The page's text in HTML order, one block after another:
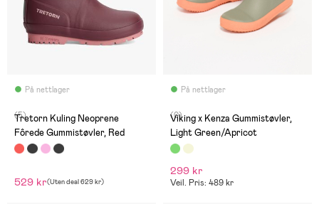
På nettlager
(5)
Tretorn Kuling Neoprene
Fôrede Gummistøvler, Red
529 kr(Uten deal629 kr)
På nettlager
(0)
Viking x Kenza Gummistøvler,
Light Green/Apricot
299 kr
Veil. Pris: 489 kr